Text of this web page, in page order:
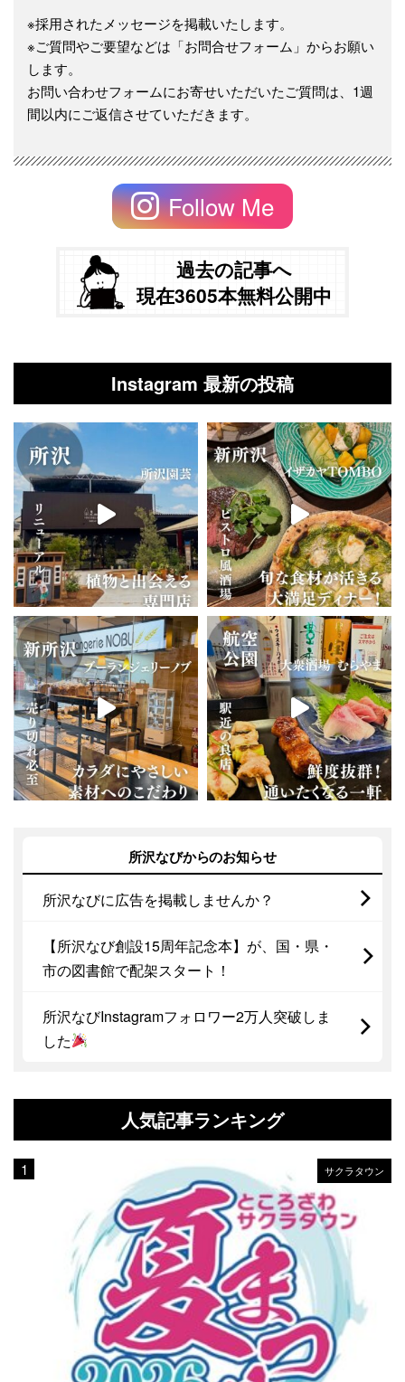
※採用されたメッセージを掲載いたします。
※ご質問やご要望などは「お問合せフォーム」からお願い
します。
お問い合わせフォームにお寄せいただいたご質問は、1週
間以内にご返信させていただきます。
Follow Me
過去の記事へ
現在3605本無料公開中
Instagram 最新の投稿
所沢なびからのお知らせ
所沢なびに広告を掲載しませんか？
【所沢なび創設15周年記念本】が、国・県・
市の図書館で配架スタート！
所沢なびInstagramフォロワー2万人突破しま
した
人気記事ランキング
サクラタウン